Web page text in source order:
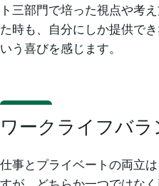
ト三部門で培った視点や考
た時も、自分にしか提供で
いう喜びを感じます。
ワークライフバラ
仕事とプライベートの両立